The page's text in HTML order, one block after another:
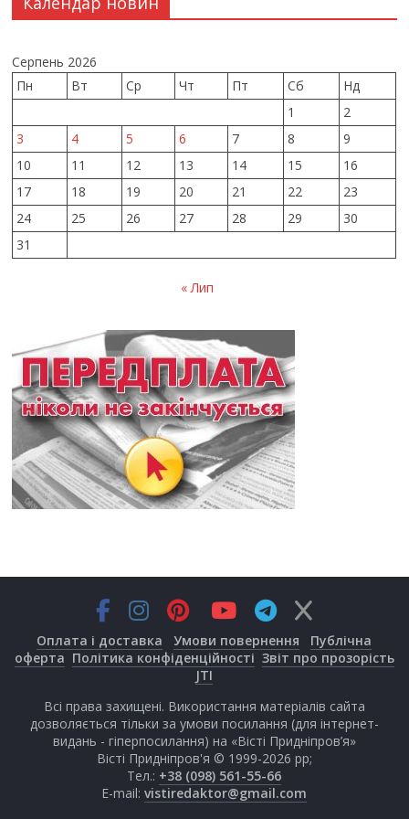
Серпень 2026
Пн
Вт Ср Чт Пт Сб
Нд
1
2
3
4 5 6 7 8
9
10
11 12 13 14 15
16
17
18 19 20 21 22
23
24
25 26 27 28 29
30
31
« Лип
Оплата і доставка Умови повернення
Публічна
оферта Політика конфіденційності Звіт про прозорість
JTI
Всі права захищені. Використання матеріалів сайта
дозволяється тільки за умови посилання (для інтернет-
видань - гіперпосилання) на «Вісті Придніпров’я»
Вісті Придніпров'я © 1999-2026 рр;
Тел.: +38 (098) 561-55-66
E-mail: vistiredaktor@gmail.com